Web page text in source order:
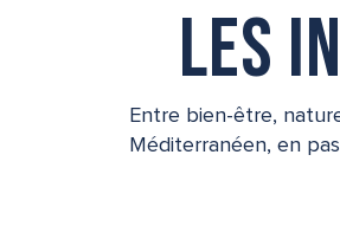
Les
Entre bien-être,
Méditerranéen, en